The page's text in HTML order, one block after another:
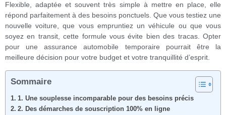
Flexible, adaptée et souvent très simple à mettre en place, elle
répond parfaitement à des besoins ponctuels. Que vous testiez une
nouvelle voiture, que vous empruntiez un véhicule ou que vous
soyez en transit, cette formule vous évite bien des tracas. Opter
pour une assurance automobile temporaire pourrait être la
meilleure décision pour votre budget et votre tranquillité d’esprit.
Sommaire
1. Une souplesse incomparable pour des besoins précis
2. Des démarches de souscription 100% en ligne